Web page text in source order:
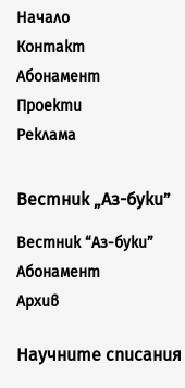
Начало
Контакт
Абонамент
Проекти
Реклама
Вестник „Аз-буки”
Вестник “Аз-буки”
Абонамент
Архив
Научните списания